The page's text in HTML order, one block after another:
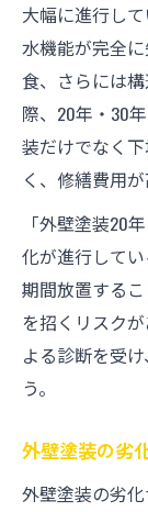
大幅に進行し
水機能が完全
食、さらには
際、20年・30
装だけでなく
く、修繕費用
「外壁塗装20
化が進行して
期間放置する
を招くリスク
よる診断を受
う。
外壁塗装の劣
外壁塗装の劣